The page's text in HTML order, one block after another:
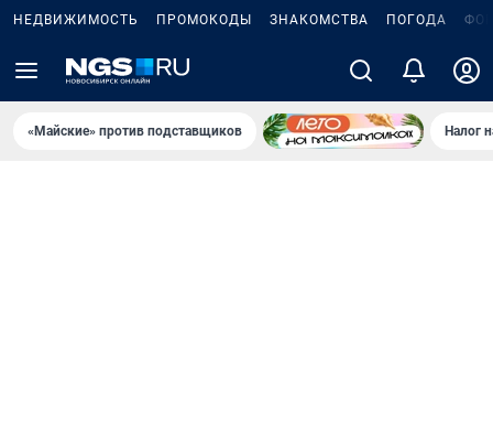
НЕДВИЖИМОСТЬ ПРОМОКОДЫ ЗНАКОМСТВА ПОГОДА
«Майские» против подставщиков Налог